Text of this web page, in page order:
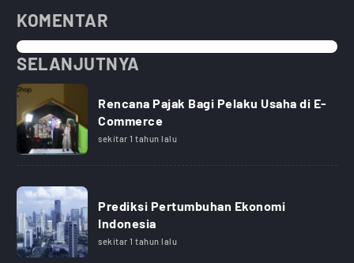
KOMENTAR
SELANJUTNYA
Rencana Pajak Bagi Pelaku Usaha di E-
Commerce
sekitar 1 tahun lalu
Prediksi Pertumbuhan Ekonomi
Indonesia
sekitar 1 tahun lalu